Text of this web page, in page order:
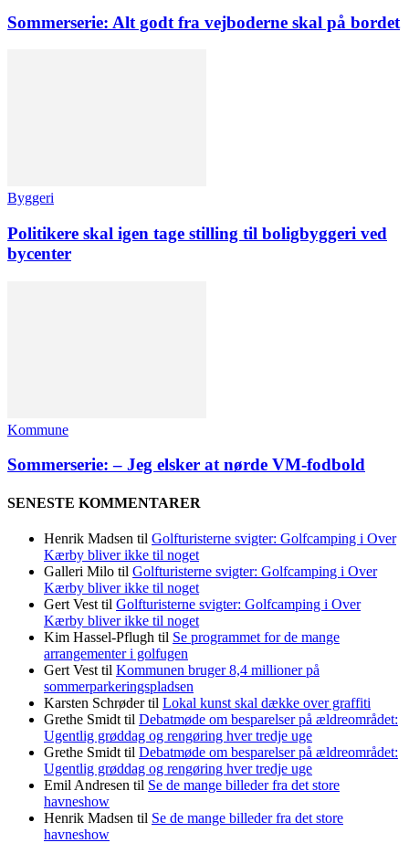
Sommerserie: Alt godt fra vejboderne skal på bordet
Byggeri
Politikere skal igen tage stilling til boligbyggeri ved
bycenter
Kommune
Sommerserie: – Jeg elsker at nørde VM-fodbold
SENESTE KOMMENTARER
Henrik Madsen til Golfturisterne svigter: Golfcamping i Over
Kærby bliver ikke til noget
Galleri Milo til Golfturisterne svigter: Golfcamping i Over
Kærby bliver ikke til noget
Gert Vest til Golfturisterne svigter: Golfcamping i Over
Kærby bliver ikke til noget
Kim Hassel-Pflugh til Se programmet for de mange
arrangementer i golfugen
Gert Vest til Kommunen bruger 8,4 millioner på
sommerparkeringspladsen
Karsten Schrødertil Lokal kunst skal dække over graffiti
Grethe Smidt til Debatmøde om besparelser på ældreområdet:
Ugentlig grøddag og rengøring hver tredje uge
Grethe Smidt til Debatmøde om besparelser på ældreområdet:
Ugentlig grøddag og rengøring hver tredje uge
Emil Andresen til Se de mange billeder fra det store
havneshow
Henrik Madsen til Se de mange billeder fra det store
havneshow